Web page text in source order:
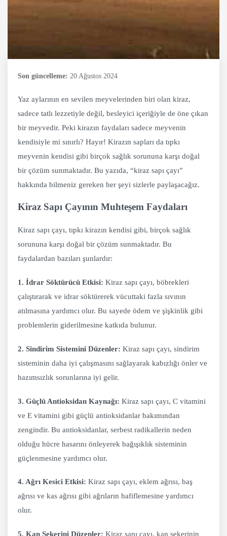
Son güncelleme: 20 Ağustos 2024
Yaz aylarının en sevilen meyvelerinden biri olan kiraz,
sadece tatlı lezzetiyle değil, besleyici içeriğiyle de öne çıkan
bir meyvedir. Peki kirazın faydaları sadece meyvenin
kendisiyle mi sınırlı? Hayır! Kirazın sapları da tıpkı
meyvenin kendisi gibi birçok sağlık sorununa karşı doğal
bir çözüm sunmaktadır. Bu yazıda, “kiraz sapı çayı”
hakkında bilmeniz gereken her şeyi sizlerle paylaşacağız.
Kiraz Sapı Çayının Muhteşem Faydaları
Kiraz sapı çayı, tıpkı kirazın kendisi gibi, birçok sağlık
sorununa karşı doğal bir çözüm sunmaktadır. Bu
faydalardan bazıları şunlardır:
1. İdrar Söktürücü Etkisi: Kiraz sapı çayı, böbrekleri
çalıştırarak ve idrar söktürerek vücuttaki fazla sıvının
atılmasına yardımcı olur. Bu sayede ödem ve şişkinlik gibi
problemlerin giderilmesine katkıda bulunur.
2. Sindirim Sistemini Düzenler: Kiraz sapı çayı, sindirim
sisteminin daha iyi çalışmasını sağlayarak kabızlığı önler ve
hazımsızlık sorunlarına iyi gelir.
3. Güçlü Antioksidan Kaynağı: Kiraz sapı çayı, C vitamini
ve E vitamini gibi güçlü antioksidanlar bakımından
zengindir. Bu antioksidanlar, serbest radikallerin neden
olduğu hücre hasarını önleyerek bağışıklık sisteminin
güçlenmesine yardımcı olur.
4. Ağrı Kesici Etkisi: Kiraz sapı çayı, eklem ağrısı, baş
ağrısı ve kas ağrısı gibi ağrıların hafiflemesine yardımcı
olur.
5. Kan Şekerini Düzenler: Kiraz sapı çayı, kan şekerinin